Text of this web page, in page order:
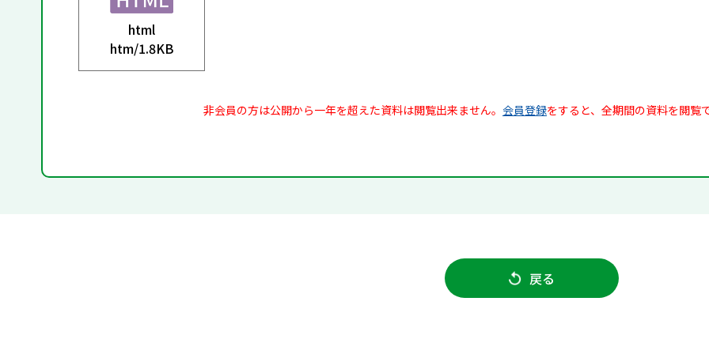
html
htm/1.8KB
非会員の方は公開から一年を超えた資料は閲覧出来ません。 会員登録をすると、全期間の資料を閲覧
戻る